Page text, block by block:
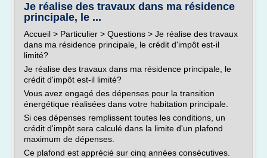
Je réalise des travaux dans ma résidence
principale, le ...
Accueil > Particulier > Questions > Je réalise des travaux
dans ma résidence principale, le crédit d'impôt est-il
limité?
Je réalise des travaux dans ma résidence principale, le
crédit d'impôt est-il limité?
Vous avez engagé des dépenses pour la transition
énergétique réalisées dans votre habitation principale.
Si ces dépenses remplissent toutes les conditions, un
crédit d'impôt sera calculé dans la limite d'un plafond
maximum de dépenses.
Ce plafond est apprécié sur cinq années consécutives.